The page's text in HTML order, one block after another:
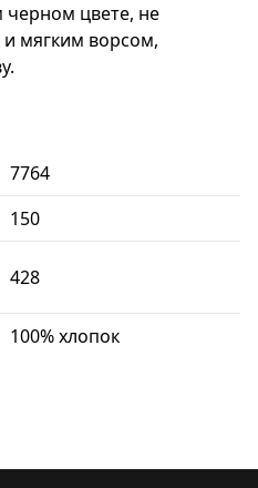
цвете, не
и мягким ворсом,
7764
150
428
100% хлопок